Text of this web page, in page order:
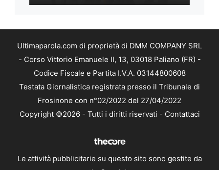
Ultimaparola.com di proprietà di DMM COMPANY SRL
- Corso Vittorio Emanuele II, 13, 03018 Paliano (FR) -
Codice Fiscale e Partita I.V.A. 03144800608
Testata Giornalistica registrata presso il Tribunale di
Frosinone con n°02/2022 del 27/04/2022
Copyright ©2026 - Tutti i diritti riservati - Contattaci
Le attività pubblicitarie su questo sito sono gestite da